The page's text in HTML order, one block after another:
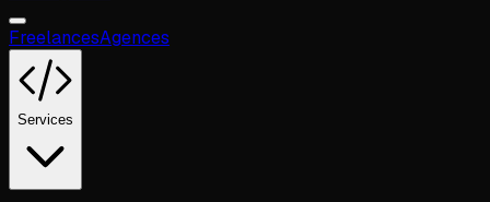
FreelancesAgences
Services